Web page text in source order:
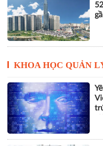
KHOA HỌC QUẢN